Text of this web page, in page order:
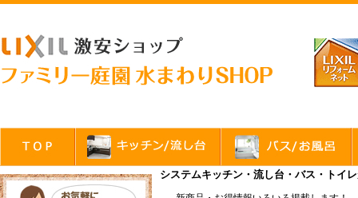
システムキッチン・流し台・バス・ト